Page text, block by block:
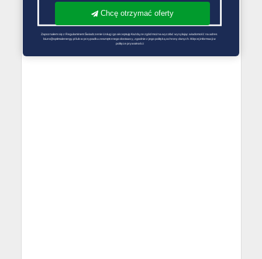
Chcę otrzymać oferty
Zapoznałem się z Regulaminem Świadczenie Usług i go akceptuję Każdą ze zgód można wycofać wysyłając wiadomość na adres
biuro@optimalenergy.pl lub w przypadku zewnętrznego dostawcy, zgodnie z jego polityką ochrony danych. Więcej informacji w
polityce prywatności